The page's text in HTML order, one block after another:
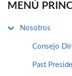
MENÚ
Nosotros
Consejo
Past